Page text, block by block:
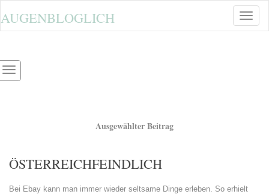
AUGENBLOGLICH
Toggle
Ausgewählter Beitrag
ÖSTERREICHFEINDLICH
Bei Ebay kann man immer wieder seltsame Dinge erleben. So erhielt